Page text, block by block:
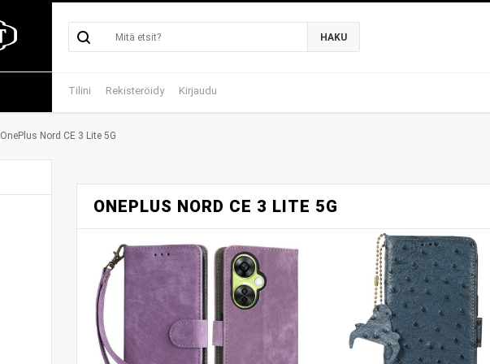
HAKU
Tilini Rekisteröidy Kirjaudu
OnePlus Nord CE 3 Lite 5G
ONEPLUS NORD CE 3 LITE 5G